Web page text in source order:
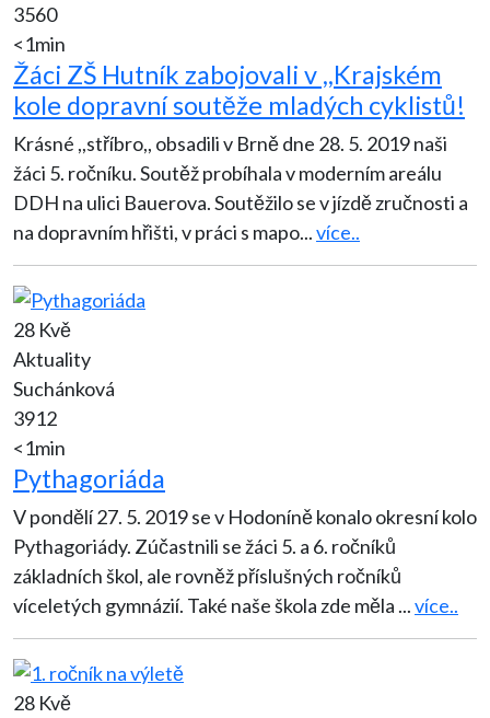
3560
<1min
Žáci ZŠ Hutník zabojovali v ,,Krajském
kole dopravní soutěže mladých cyklistů!
Krásné ,,stříbro,, obsadili v Brně dne 28. 5. 2019 naši
žáci 5. ročníku. Soutěž probíhala v moderním areálu
DDH na ulici Bauerova. Soutěžilo se v jízdě zručnosti a
na dopravním hřišti, v práci s mapo...více..
28 Kvě
Aktuality
Suchánková
3912
<1min
Pythagoriáda
V pondělí 27. 5. 2019 se v Hodoníně konalo okresní kolo
Pythagoriády. Zúčastnili se žáci 5. a 6. ročníků
základních škol, ale rovněž příslušných ročníků
víceletých gymnázií. Také naše škola zde měla ...více..
28 Kvě